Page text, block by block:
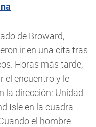
de Broward,
ir en una cita tras
Horas más tarde,
el encuentro y le
la dirección: Unidad
Isle en la cuadra
el hombre